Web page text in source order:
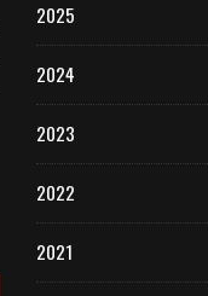
2025
2024
2023
2022
2021